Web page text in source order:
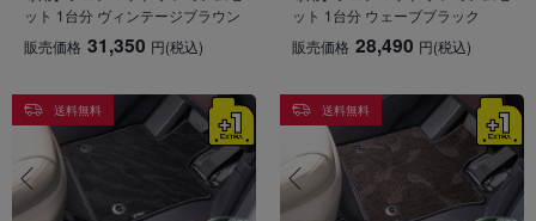
ット 1台分 ヴィンテージブラウン
販売価格 31,350 円(税込)
ット 1台分 ウェーブブラック
販売価格 28,490 円(税込)
送料無料 送料無料